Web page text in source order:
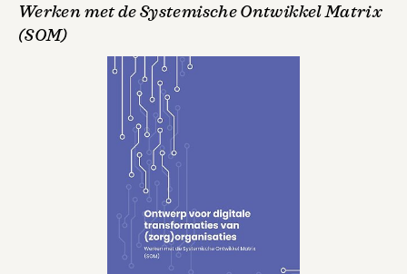
Werken met de Systemische Ontwikkel Matrix
(SOM)